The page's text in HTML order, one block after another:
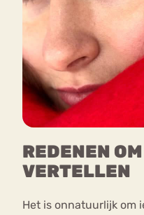
REDENEN
VERTELLEN
Het is onnatuurlijk om